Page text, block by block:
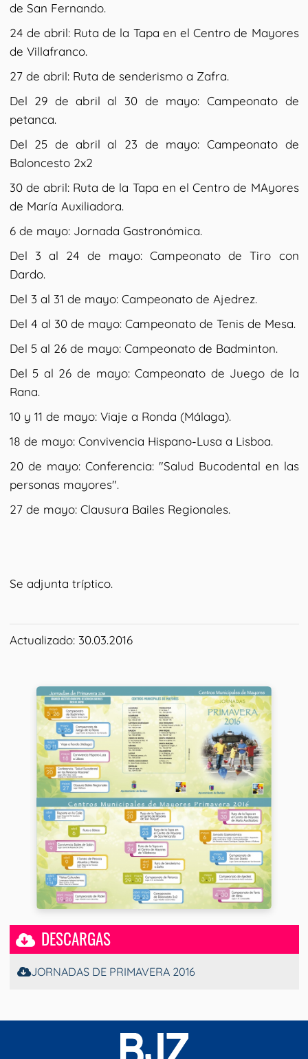
de San Fernando.
24 de abril: Ruta de la Tapa en el Centro de Mayores
de Villafranco.
27 de abril: Ruta de senderismo a Zafra.
Del 29 de abril al 30 de mayo: Campeonato de
petanca.
Del 25 de abril al 23 de mayo: Campeonato de
Baloncesto 2x2
30 de abril: Ruta de la Tapa en el Centro de MAyores
de María Auxiliadora.
6 de mayo: Jornada Gastronómica.
Del 3 al 24 de mayo: Campeonato de Tiro con
Dardo.
Del 3 al 31 de mayo: Campeonato de Ajedrez.
Del 4 al 30 de mayo: Campeonato de Tenis de Mesa.
Del 5 al 26 de mayo: Campeonato de Badminton.
Del 5 al 26 de mayo: Campeonato de Juego de la
Rana.
10 y 11 de mayo: Viaje a Ronda (Málaga).
18 de mayo: Convivencia Hispano-Lusa a Lisboa.
20 de mayo: Conferencia: "Salud Bucodental en las
personas mayores".
27 de mayo: Clausura Bailes Regionales.
Se adjunta tríptico.
Actualizado: 30.03.2016
DESCARGAS
JORNADAS DE PRIMAVERA 2016